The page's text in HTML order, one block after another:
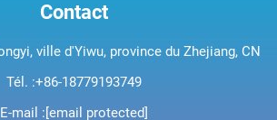
Contact
ville d'Yiwu, province du Zhejiang, CN
Tél. :+86-18779193749
E-mail :[email protected]